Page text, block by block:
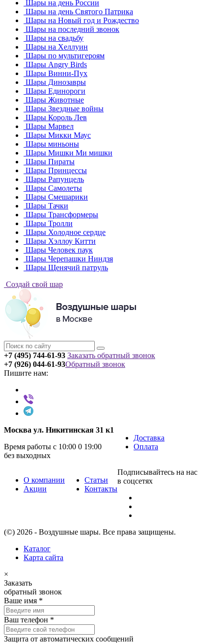
Шары на день России
Шары на день Святого Патрика
Шары на Новый год и Рождество
Шары на последний звонок
Шары на свадьбу
Шары на Хеллуин
Шары по мультигероям
Шары Angry Birds
Шары Винни-Пух
Шары Динозавры
Шары Единороги
Шары Животные
Шары Звездные войны
Шары Король Лев
Шары Марвел
Шары Микки Маус
Шары миньоны
Шары Мишки Ми мишки
Шары Пираты
Шары Принцессы
Шары Рапунцель
Шары Самолеты
Шары Смешарики
Шары Тачки
Шары Трансформеры
Шары Тролли
Шары Холодное сердце
Шары Хэллоу Китти
Шары Человек паук
Шары Черепашки Ниндзя
Шары Щенячий патруль
Создай свой шар
+7 (495) 744-61-93 Заказать обратный звонок
+7 (926) 044-61-93
Пишите нам:
Обратный звонок
Москва ул. Никитинская 31 к1
Время работы с 10:00 0 19:00
без выходных
Доставка
Оплата
О компании
Акции
Статьи
Контакты
Подписывайтесь на нас
в соцсетях
(©) 2026 - Воздушные шары. Все права защищены.
Каталог
Карта сайта
×
Заказать
обратный звонок
Ваше имя *
Ваш телефон *
Защита от автоматических сообщений